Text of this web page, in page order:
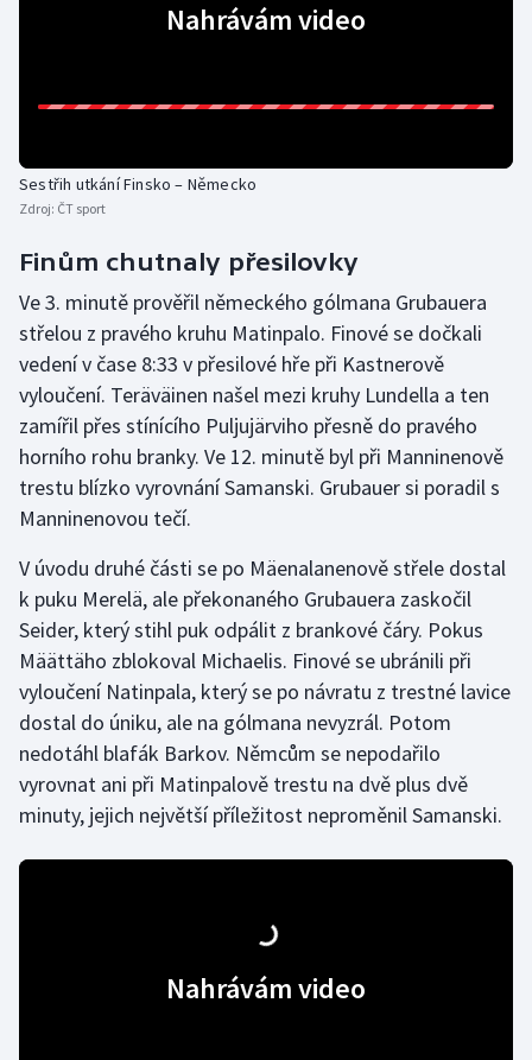
Vodní slalom
Ostatní
Nahrávám video
Sestřih utkání Finsko – Německo
Zdroj: ČT sport
Finům chutnaly přesilovky
Ve 3. minutě prověřil německého gólmana Grubauera
střelou z pravého kruhu Matinpalo. Finové se dočkali
vedení v čase 8:33 v přesilové hře při Kastnerově
vyloučení. Teräväinen našel mezi kruhy Lundella a ten
zamířil přes stínícího Puljujärviho přesně do pravého
horního rohu branky. Ve 12. minutě byl při Manninenově
trestu blízko vyrovnání Samanski. Grubauer si poradil s
Manninenovou tečí.
V úvodu druhé části se po Mäenalanenově střele dostal
k puku Merelä, ale překonaného Grubauera zaskočil
Seider, který stihl puk odpálit z brankové čáry. Pokus
Määttäho zblokoval Michaelis. Finové se ubránili při
vyloučení Natinpala, který se po návratu z trestné lavice
dostal do úniku, ale na gólmana nevyzrál. Potom
nedotáhl blafák Barkov. Němcům se nepodařilo
vyrovnat ani při Matinpalově trestu na dvě plus dvě
minuty, jejich největší příležitost neproměnil Samanski.
Nahrávám video